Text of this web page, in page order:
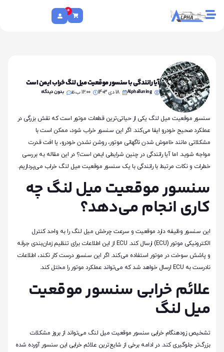
0
آیا رانندگی با سنسور موقعیت میل لنگ خراب ایمن است
AlphaTuning 18 دی 1403 12:00 ب.ظ بدون دیدگاه
سنسور موقعیت میل لنگ یکی از حیاتی‌ترین قطعات موتور است که نقش بزرگی در
عملکرد صحیح خودرو ایفا می‌کند. اگر این سنسور خراب شود، ممکن است با
مشکلاتی مانند خاموش شدن ناگهانی موتور، روشن نشدن خودرو، یا افت قدرت
مواجه شوید. اما آیا رانندگی در چنین شرایطی ایمن است؟ در این مقاله به بررسی
خطرات و نکات مرتبط با رانندگی با یک سنسور موقعیت میل لنگ خراب می‌پردازیم.
سنسور موقعیت میل لنگ چه
کاری انجام می‌دهد؟
این سنسور وظیفه دارد موقعیت و سرعت چرخش میل لنگ را به واحد کنترل
الکترونیکی موتور (ECU) ارسال کند. ECU از این اطلاعات برای تنظیم زمان‌بندی جرقه
و پاشش سوخت در موتور استفاده می‌کند. اگر این سنسور درست کار نکند، اطلاعات
نادرست به ECU ارسال خواهد شد که می‌تواند عملکرد موتور را مختل کند.
علائم خرابی سنسور موقعیت
میل لنگ
تشخیص زودهنگام خرابی سنسور موقعیت میل لنگ می‌تواند از بروز مشکلات
بزرگ‌تر جلوگیری کند. در ادامه برخی از شایع‌ترین علائم خرابی این سنسور آورده شده